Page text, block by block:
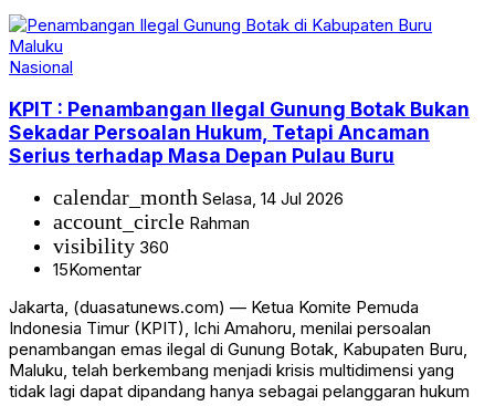
Nasional
KPIT : Penambangan Ilegal Gunung Botak Bukan
Sekadar Persoalan Hukum, Tetapi Ancaman
Serius terhadap Masa Depan Pulau Buru
calendar_month Selasa, 14 Jul 2026
account_circle Rahman
visibility 360
15Komentar
Jakarta, (duasatunews.com) — Ketua Komite Pemuda
Indonesia Timur (KPIT), Ichi Amahoru, menilai persoalan
penambangan emas ilegal di Gunung Botak, Kabupaten Buru,
Maluku, telah berkembang menjadi krisis multidimensi yang
tidak lagi dapat dipandang hanya sebagai pelanggaran hukum